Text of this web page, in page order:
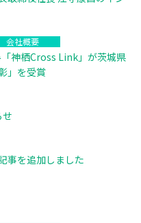
会社概要
神栖Cross Link」が茨城県
」を受賞
事を追加しました